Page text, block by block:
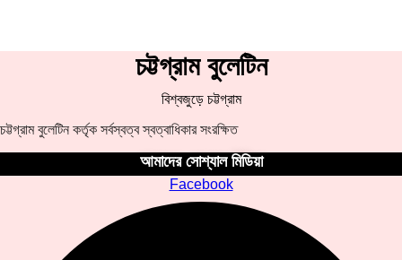
চট্টগ্রাম বুলেটিন
বিশ্বজুড়ে চট্টগ্রাম
চট্টগ্রাম বুলেটিন কর্তৃক সর্বস্বত্ব স্বত্বাধিকার সংরক্ষিত
আমাদের সোশ্যাল মিডিয়া
Facebook